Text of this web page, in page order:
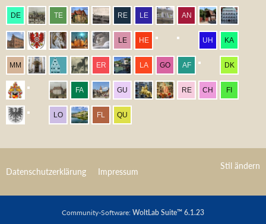
Stil ändern
Datenschutzerklärung Impressum
Community-Software: WoltLab Suite™ 6.1.23